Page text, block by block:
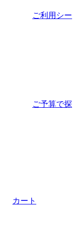
ご利用シー
ご予算で探
カート